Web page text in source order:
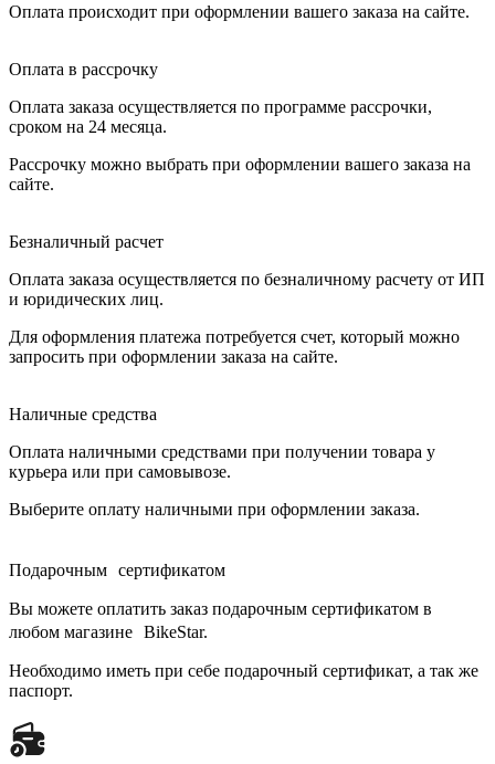
Оплата происходит при оформлении вашего заказа на сайте.
Оплата в рассрочку
Оплата заказа осуществляется по программе рассрочки,
сроком на 24 месяца.
Рассрочку можно выбрать при оформлении вашего заказа на
сайте.
Безналичный расчет
Оплата заказа осуществляется по безналичному расчету от ИП
и юридических лиц.
Для оформления платежа потребуется счет, который можно
запросить при оформлении заказа на сайте.
Наличные средства
Оплата наличными средствами при получении товара у
курьера или при самовывозе.
Выберите оплату наличными при оформлении заказа.
Подарочным сертификатом
Вы можете оплатить заказ подарочным сертификатом в
любом магазине BikeStar.
Необходимо иметь при себе подарочный сертификат, а так же
паспорт.